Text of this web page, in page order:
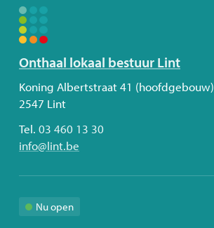
Volg
ons
Onthaal lokaal bestuur Lint
Adres
Koning Albertstraat 41 (hoofdgebouw)
2547 Lint
Tel. 03 460 13 30
E-
info@lint.be
Nu open